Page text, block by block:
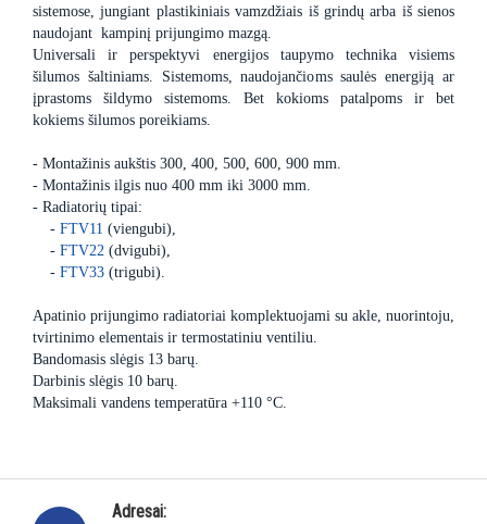
sistemose, jungiant plastikiniais vamzdžiais iš grindų arba iš sienos
naudojant kampinį prijungimo mazgą.
Universali ir perspektyvi energijos taupymo technika visiems
šilumos šaltiniams. Sistemoms, naudojančioms saulės energiją ar
įprastoms šildymo sistemoms. Bet kokioms patalpoms ir bet
kokiems šilumos poreikiams.
- Montažinis aukštis 300, 400, 500, 600, 900 mm.
- Montažinis ilgis nuo 400 mm iki 3000 mm.
- Radiatorių tipai:
- FTV11 (viengubi),
- FTV22 (dvigubi),
- FTV33 (trigubi).
Apatinio prijungimo radiatoriai komplektuojami su akle, nuorintoju,
tvirtinimo elementais ir termostatiniu ventiliu.
Bandomasis slėgis 13 barų.
Darbinis slėgis 10 barų.
Maksimali vandens temperatūra +110 °C.
Adresai: